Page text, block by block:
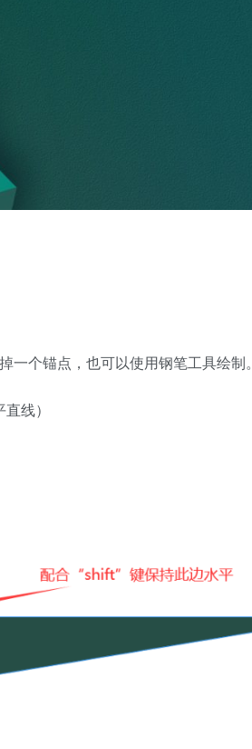
个锚点，也可以使用钢笔工具绘制。
线）